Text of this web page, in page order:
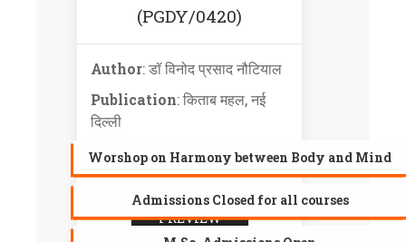
Worshop on Harmony between Body and Mind
Admissions Closed for all courses
(PGDY/0420)
Author: डॉ विनोद प्रसाद नौटियाल
Publication: किताब महल, नई
दिल्ली
Language: Hindi
PREVIEW